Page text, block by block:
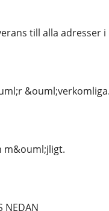
till alla adresser
&ouml;verkomliga.
m&ouml;jligt.
NEDAN